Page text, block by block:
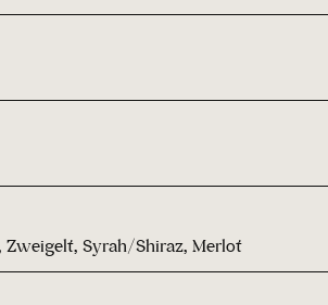
Zweigelt, Syrah/Shiraz, Merlot